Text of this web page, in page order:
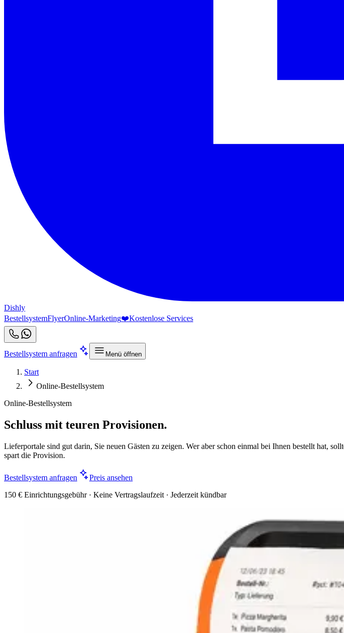
Dishly
BestellsystemFlyerOnline-Marketing❤️Kostenlose Services
Bestellsystem anfragen Menü öffnen
Start
Online-Bestellsystem
Online-Bestellsystem
Schluss mit teuren Provisionen.
Lieferportale sind gut darin, Sie neuen Gästen zu zeigen. Wer aber schon einmal bei Ihnen bestellt hat,
spart die Provision.
Bestellsystem anfragen
Preis ansehen
150 € Einrichtungsgebühr · Keine Vertragslaufzeit · Jederzeit kündbar